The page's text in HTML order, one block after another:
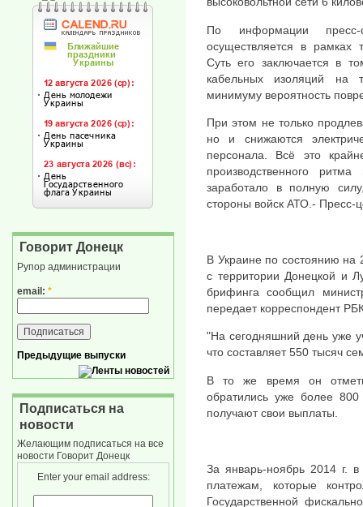
По информации
осуществляется в рамках
Суть его заключается в
кабельных изоляций на
минимуму вероятность
При этом не только
но и снижаются
персонала. Всё это
производственного
заработало в полную
стороны войск АТО.- Пресс-
В Украине по состоянию на
с территории Донецкой и
брифинга сообщил
передает корреспондент
"На сегодняшний день уже
что составляет 550 тысяч
В то же время он
обратились уже более
получают свои выплаты.
За январь-ноябрь 2014 г.
платежам, которые
Государственной
Говорит Донецк
Рупор администрации
email: *
Предыдущие выпуски
Подписаться на
новости
Желающим подписаться на все
новости Говорит Донецк
Enter your email address: